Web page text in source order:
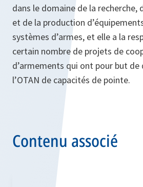
dans le domaine de la recherche,
et de la production
systèmes d’armes, et elle a la
certain nombre de projets de
d’armements qui ont pour but
l’OTAN de capacités de pointe.
Contenu associé